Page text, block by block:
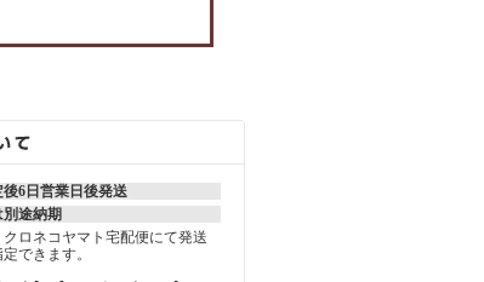
6日営業日後発送
途納期
ロネコヤマト宅配便にて発送
できます。